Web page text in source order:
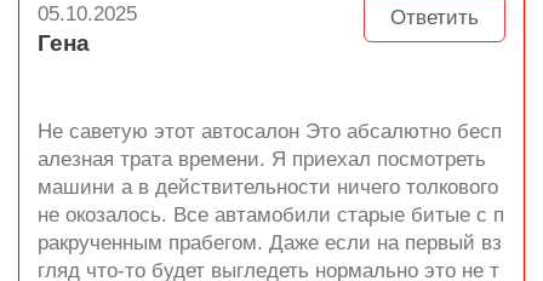
Ответить
05.10.2025
Гена
Не саветую этот автосалон Это абсалютно бесп
алезная трата времени. Я приехал посмотреть
машини а в действительности ничего толкового
не окозалось. Все автамобили старые битые с п
ракрученным прабегом. Даже если на первый вз
гляд что-то будет выгледеть нормально это не т